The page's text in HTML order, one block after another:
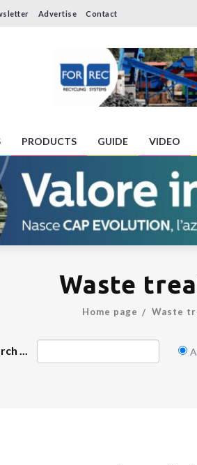
Advertise Contact
PRODUCTS GUIDE VIDEO
Waste
Home page Waste
...